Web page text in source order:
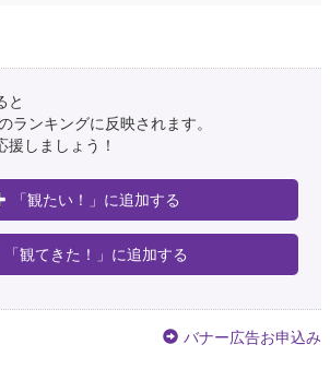
と
ランキングに反映されます。
援しましょう！
「観たい！」に追加する
「観てきた！」に追加する
バナー広告お申込み